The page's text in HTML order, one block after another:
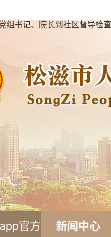
组书记、院长到社区督导检
官方 新闻中心